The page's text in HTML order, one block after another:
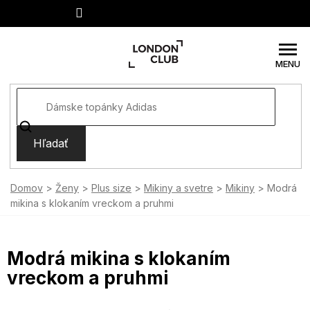
Hľadať
Domov Ženy Plus size Mikiny a svetre Mikiny
Modrá
mikina s klokaním vreckom a pruhmi
Modrá mikina s klokaním
vreckom a pruhmi